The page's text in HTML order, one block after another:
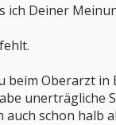
ich Deiner
beim Oberarzt
schon halb